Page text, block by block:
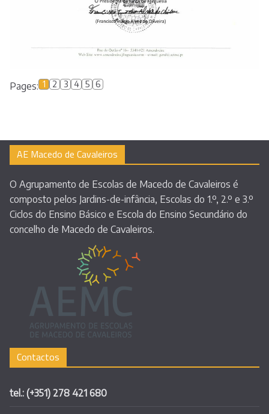
Pages: 1 2 3 4 5 6
AE Macedo de Cavaleiros
O Agrupamento de Escolas de Macedo de Cavaleiros é
composto pelos Jardins-de-infância, Escolas do 1.º, 2.º e 3.º
Ciclos do Ensino Básico e Escola do Ensino Secundário do
concelho de Macedo de Cavaleiros.
Contactos
tel.: (+351) 278 421 680